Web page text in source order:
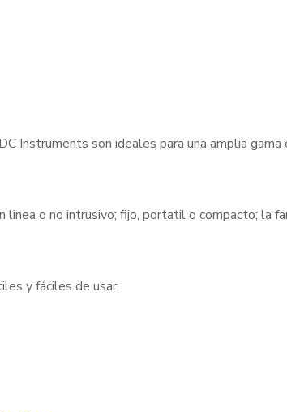
Instruments son ideales para una amplia
linea o no intrusivo; fijo, portatil o compacto; la
y fáciles de usar.